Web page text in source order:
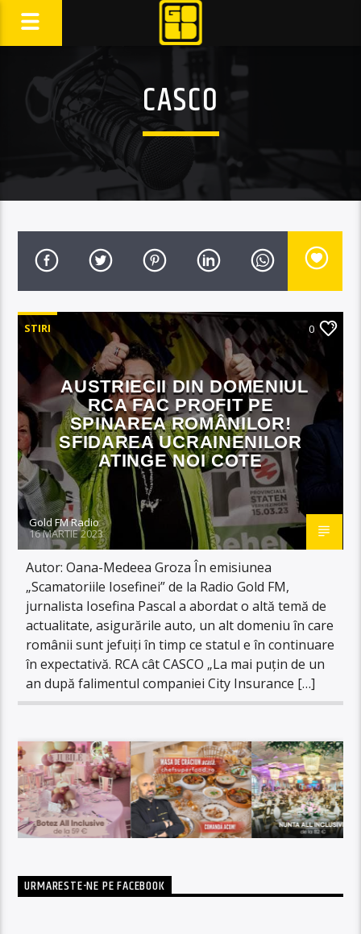
CASCO
STIRI 0
AUSTRIECII DIN DOMENIUL
RCA FAC PROFIT PE
SPINAREA ROMÂNILOR!
SFIDAREA UCRAINENILOR
ATINGE NOI COTE
Gold FM Radio
16 MARTIE 2023
Autor: Oana-Medeea Groza În emisiunea
„Scamatoriile Iosefinei” de la Radio Gold FM,
jurnalista Iosefina Pascal a abordat o altă temă de
actualitate, asigurările auto, un alt domeniu în care
românii sunt jefuiți în timp ce statul e în continuare
în expectativă. RCA cât CASCO „La mai puțin de un
an după falimentul companiei City Insurance […]
URMARESTE-NE PE FACEBOOK